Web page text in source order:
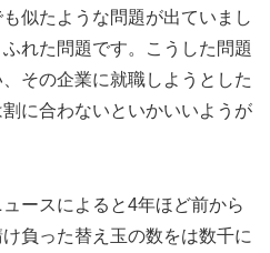
似たような問題が出ていまし
れた問題です。こうした問題
その企業に就職しようとした
に合わないといかいいようが
ースによると4年ほど前から
負った替え玉の数をは数千に